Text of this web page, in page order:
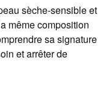
sèche-sensible et
même composition
sa signature
et arrêter de